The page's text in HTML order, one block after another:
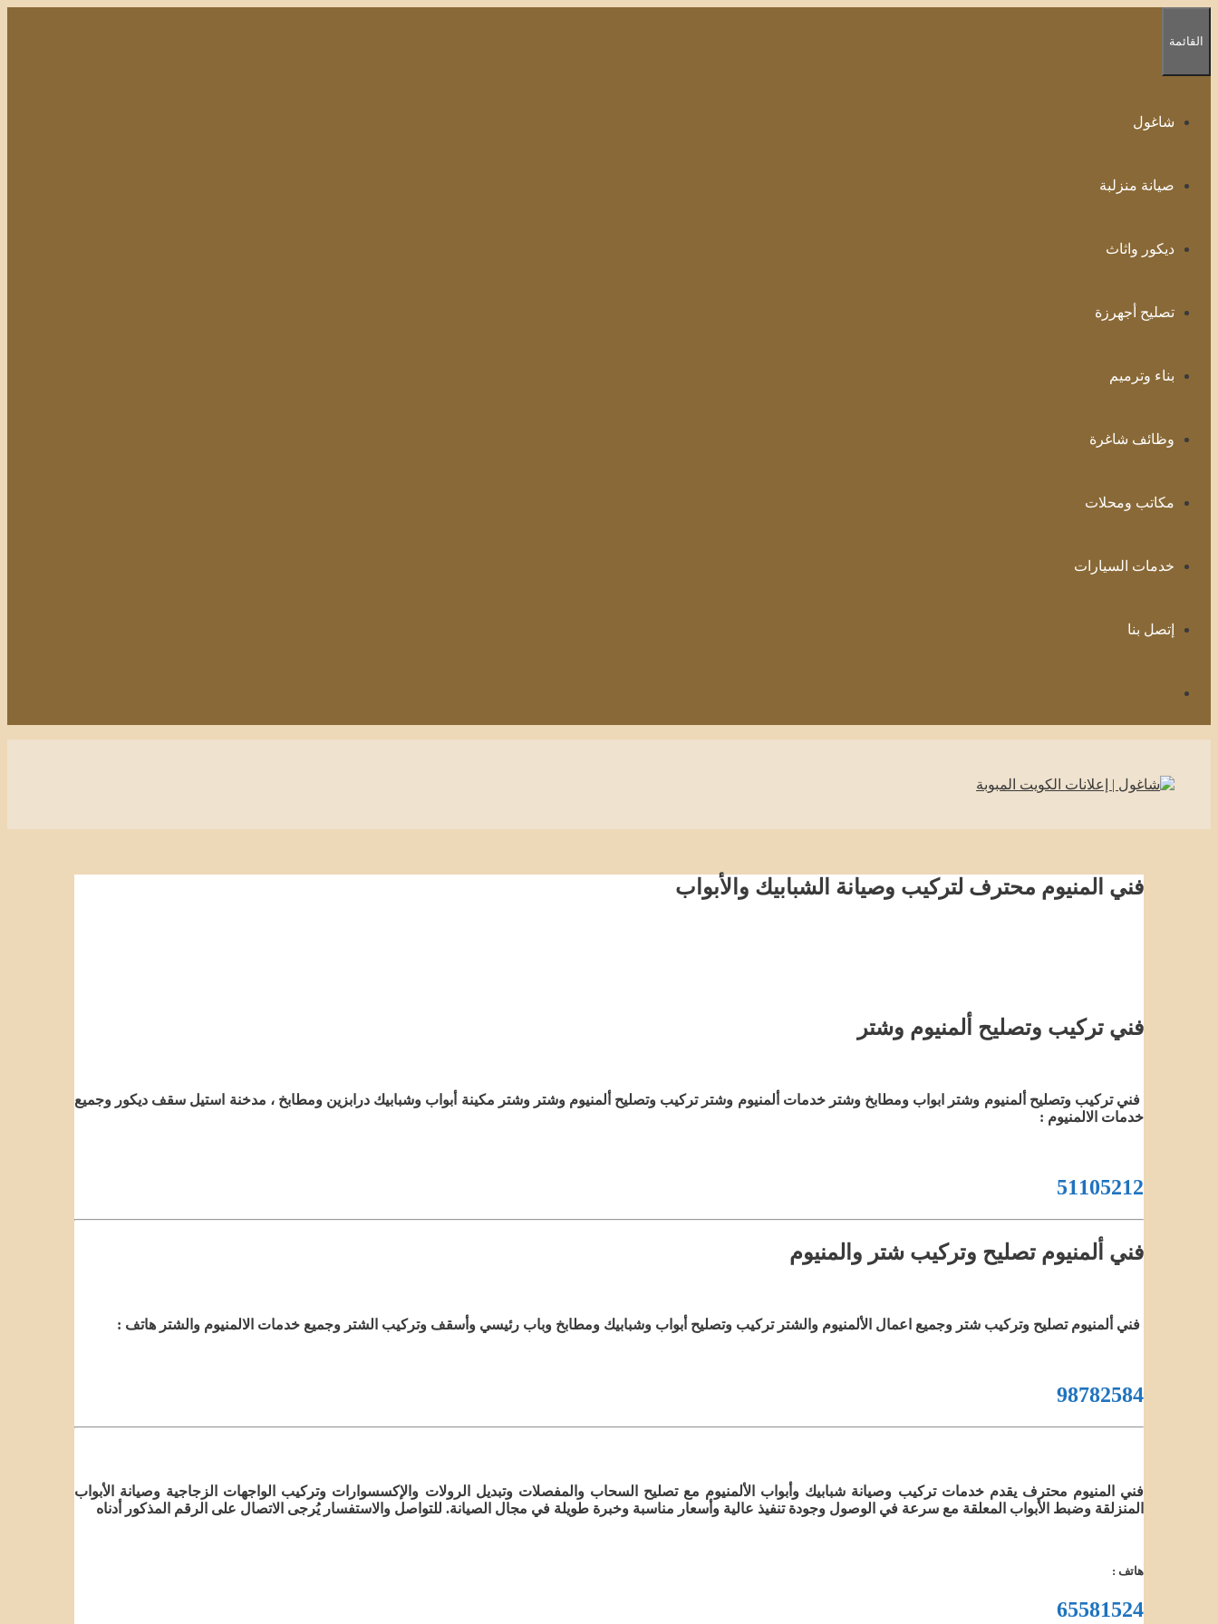
المحتوى
القائمة
شاغول
صيانة منزلبة
ديكور واثاث
تصليح أجهرزة
بناء وترميم
وظائف شاغرة
مكاتب ومحلات
خدمات السيارات
إتصل بنا
فني المنيوم محترف لتركيب وصيانة الشبابيك والأبواب
فني تركيب وتصليح ألمنيوم وشتر
فني تركيب وتصليح ألمنيوم وشتر ابواب ومطابخ وشتر خدمات ألمنيوم وشتر تركيب وتصليح ألمنيوم وشتر وشتر مكينة أبواب وشبابيك درابزين ومطابخ ، مدخنة استيل سقف ديكور وجميع
خدمات الالمنيوم :
51105212
فني ألمنيوم تصليح وتركيب شتر والمنيوم
فني ألمنيوم تصليح وتركيب شتر وجميع اعمال الألمنيوم والشتر تركيب وتصليح أبواب وشبابيك ومطابخ وباب رئيسي وأسقف وتركيب الشتر وجميع خدمات الالمنيوم والشتر هاتف :
98782584
فني المنيوم محترف يقدم خدمات تركيب وصيانة شبابيك وأبواب الألمنيوم مع تصليح السحاب والمفصلات وتبديل الرولات والإكسسوارات وتركيب الواجهات الزجاجية وصيانة الأبواب
المنزلقة وضبط الأبواب المعلقة مع سرعة في الوصول وجودة تنفيذ عالية وأسعار مناسبة وخبرة طويلة في مجال الصيانة. للتواصل والاستفسار يُرجى الاتصال على الرقم المذكور أدناه
هاتف :
65581524